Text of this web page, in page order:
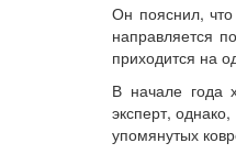
Он пояснил,
направляется
приходится на
В начале года
эксперт,
упомянутых